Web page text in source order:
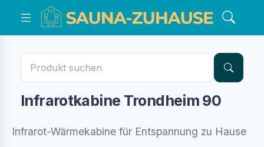
Infrarotkabine Trondheim 90
Infrarot-Wärmekabine für Entspannung zu Hause